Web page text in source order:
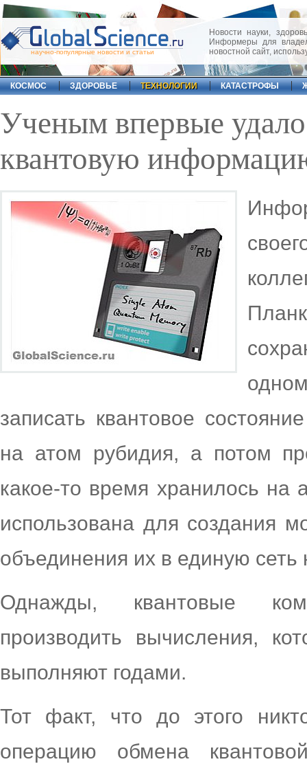
научно-популярные новости и статьи
Новости науки,
Информеры для
новостной сайт,
КОСМОС ЗДОРОВЬЕ ТЕХНОЛОГИИ КАТАСТРОФЫ
Ученым впервые
квантовую
записать квантовое
на атом рубидия, а потом
какое-то время хранилось на
использована для создания
объединения их в единую сеть
Однажды, квантовые
производить вычисления,
выполняют годами.
Тот факт, что до этого
операцию обмена